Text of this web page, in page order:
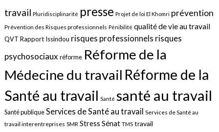
travail Pluridisciplinarité presse Projet de loi El Khomri prévention
Prévention des Risques professionnels Pénibilité qualité de vie au travail
QVT Rapport Issindou risques professionnels risques
psychosociauxréforme Réforme de la
Médecine du travail Réforme de la
Santé au travail Santé santé au travail
Santé publiqueServices de Santé au travail Services de Santé au
travail interentreprises SMR Stress Sénat TMS travail